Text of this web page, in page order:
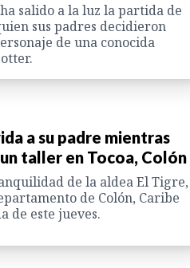
salido a la luz la partida de
sus padres decidieron
de una conocida
a su padre mientras
taller en Tocoa, Colón
de la aldea El Tigre,
de Colón, Caribe
de este jueves.